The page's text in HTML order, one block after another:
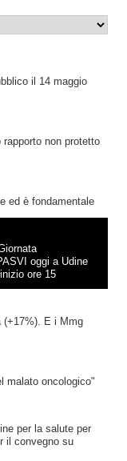
il 14 maggio
non protetto
ed è fondamentale
oggi a Udine
ore 15
(+17%). E i Mmg
malato oncologico"
per la salute per
il convegno su